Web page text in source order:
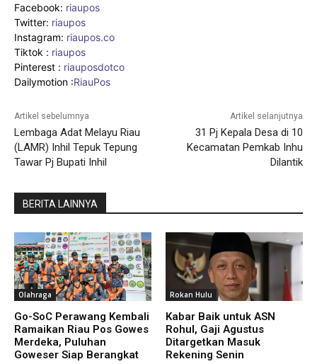
Facebook: riaupos
Twitter: riaupos
Instagram: riaupos.co
Tiktok : riaupos
Pinterest : riauposdotco
Dailymotion :RiauPos
Artikel sebelumnya
Lembaga Adat Melayu Riau
(LAMR) Inhil Tepuk Tepung
Tawar Pj Bupati Inhil
Artikel selanjutnya
31 Pj Kepala Desa di 10
Kecamatan Pemkab Inhu
Dilantik
BERITA LAINNYA
Olahraga
Go-SoC Perawang Kembali
Ramaikan Riau Pos Gowes
Merdeka, Puluhan
Goweser Siap Berangkat
Rokan Hulu
Kabar Baik untuk ASN
Rohul, Gaji Agustus
Ditargetkan Masuk
Rekening Senin